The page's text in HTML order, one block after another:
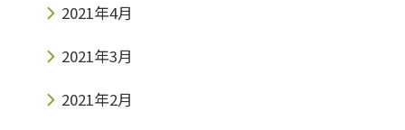
2021年4月
2021年3月
2021年2月